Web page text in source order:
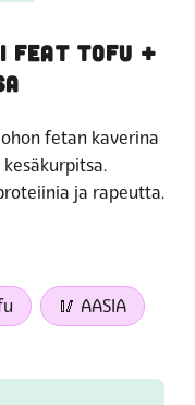
FEAT TOFU +
fetan kaverina
ja rapeutta.
🥢 AASIA